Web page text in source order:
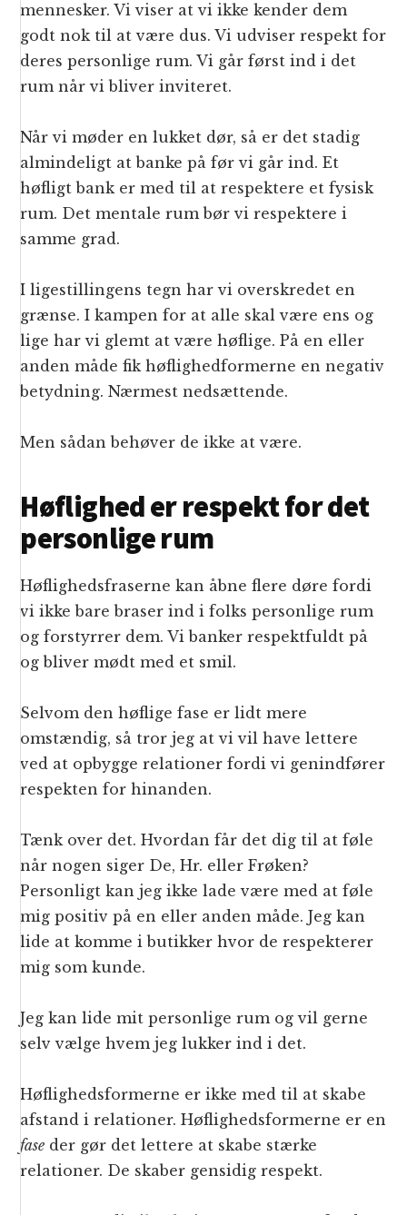
mennesker. Vi viser at vi ikke kender dem
godt nok til at være dus. Vi udviser respekt for
deres personlige rum. Vi går først ind i det
rum når vi bliver inviteret.
Når vi møder en lukket dør, så er det stadig
almindeligt at banke på før vi går ind. Et
høfligt bank er med til at respektere et fysisk
rum. Det mentale rum bør vi respektere i
samme grad.
I ligestillingens tegn har vi overskredet en
grænse. I kampen for at alle skal være ens og
lige har vi glemt at være høflige. På en eller
anden måde fik høflighedformerne en negativ
betydning. Nærmest nedsættende.
Men sådan behøver de ikke at være.
Høflighed er respekt for det
personlige rum
Høflighedsfraserne kan åbne flere døre fordi
vi ikke bare braser ind i folks personlige rum
og forstyrrer dem. Vi banker respektfuldt på
og bliver mødt med et smil.
Selvom den høflige fase er lidt mere
omstændig, så tror jeg at vi vil have lettere
ved at opbygge relationer fordi vi genindfører
respekten for hinanden.
Tænk over det. Hvordan får det dig til at føle
når nogen siger De, Hr. eller Frøken?
Personligt kan jeg ikke lade være med at føle
mig positiv på en eller anden måde. Jeg kan
lide at komme i butikker hvor de respekterer
mig som kunde.
Jeg kan lide mit personlige rum og vil gerne
selv vælge hvem jeg lukker ind i det.
Høflighedsformerne er ikke med til at skabe
afstand i relationer. Høflighedsformerne er en
fase der gør det lettere at skabe stærke
relationer. De skaber gensidig respekt.